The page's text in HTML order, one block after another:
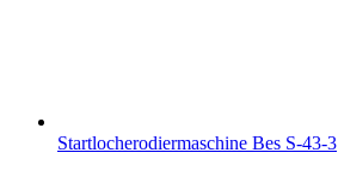
Startlocherodiermaschine Bes S-43-3